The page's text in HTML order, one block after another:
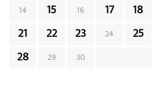
14 15 16 17 18
21 22 23 24 25
28 29 30